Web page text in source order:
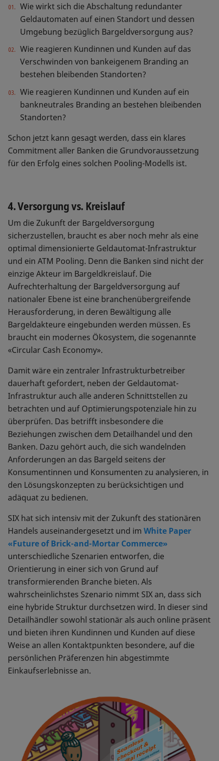
Wie wirkt sich die Abschaltung redundanter
Geldautomaten auf einen Standort und dessen
Umgebung bezüglich Bargeldversorgung aus?
Wie reagieren Kundinnen und Kunden auf das
Verschwinden von bankeigenem Branding an
bestehen bleibenden Standorten?
Wie reagieren Kundinnen und Kunden auf ein
bankneutrales Branding an bestehen bleibenden
Standorten?
Schon jetzt kann gesagt werden, dass ein klares
Commitment aller Banken die Grundvoraussetzung
für den Erfolg eines solchen Pooling-Modells ist.
4. Versorgung vs. Kreislauf
Um die Zukunft der Bargeldversorgung
sicherzustellen, braucht es aber noch mehr als eine
optimal dimensionierte Geldautomat-Infrastruktur
und ein ATM Pooling. Denn die Banken sind nicht der
einzige Akteur im Bargeldkreislauf. Die
Aufrechterhaltung der Bargeldversorgung auf
nationaler Ebene ist eine branchenübergreifende
Herausforderung, in deren Bewältigung alle
Bargeldakteure eingebunden werden müssen. Es
braucht ein modernes Ökosystem, die sogenannte
«Circular Cash Economy».
Damit wäre ein zentraler Infrastrukturbetreiber
dauerhaft gefordert, neben der Geldautomat-
Infrastruktur auch alle anderen Schnittstellen zu
betrachten und auf Optimierungspotenziale hin zu
überprüfen. Das betrifft insbesondere die
Beziehungen zwischen dem Detailhandel und den
Banken. Dazu gehört auch, die sich wandelnden
Anforderungen an das Bargeld seitens der
Konsumentinnen und Konsumenten zu analysieren, in
den Lösungskonzepten zu berücksichtigen und
adäquat zu bedienen.
SIX hat sich intensiv mit der Zukunft des stationären
Handels auseinandergesetzt und im White Paper
«Future of Brick-and-Mortar Commerce»
unterschiedliche Szenarien entworfen, die
Orientierung in einer sich von Grund auf
transformierenden Branche bieten. Als
wahrscheinlichstes Szenario nimmt SIX an, dass sich
eine hybride Struktur durchsetzen wird. In dieser sind
Detailhändler sowohl stationär als auch online präsent
und bieten ihren Kundinnen und Kunden auf diese
Weise an allen Kontaktpunkten besondere, auf die
persönlichen Präferenzen hin abgestimmte
Einkaufserlebnisse an.